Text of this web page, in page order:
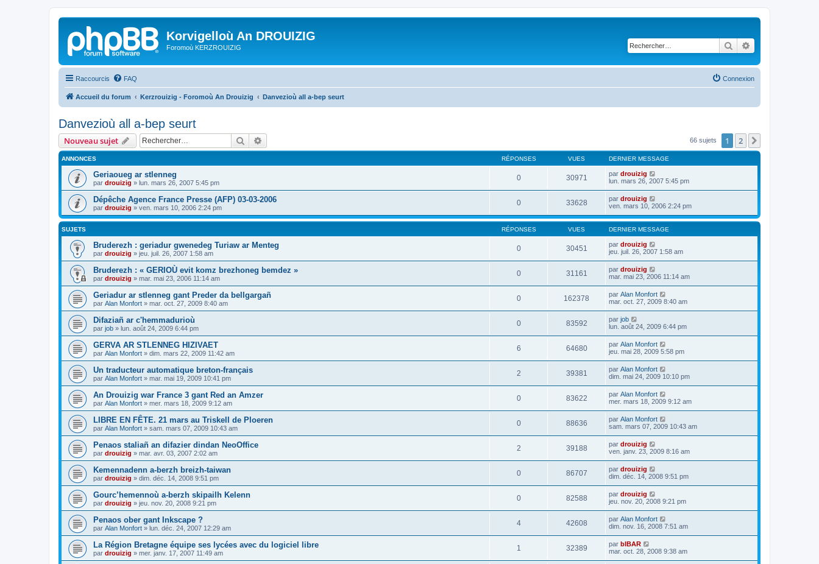
Korvigelloù An DROUIZIG
Foromoù KERZROUIZIG Rechercher
Raccourcis FAQ Connexion
Accueil du forum Kerzrouizig - Foromoù An Drouizig Danvezioù all a-bep seurt
Danvezioù all a-bep seurt
Nouveau sujet Rechercher 66 sujets 1 2
ANNONCES RÉPONSES VUES DERNIER MESSAGE
Geriaoueg ar stlenneg
par drouizig » lun. mars 26, 2007 5:45 pm
0 30971 par drouizig
lun. mars 26, 2007 5:45 pm
Dépêche Agence France Presse (AFP) 03-03-2006
par drouizig » ven. mars 10, 2006 2:24 pm
0 33628 par drouizig
ven. mars 10, 2006 2:24 pm
SUJETS RÉPONSES VUES DERNIER MESSAGE
Bruderezh : geriadur gwenedeg Turiaw ar Menteg
par drouizig » jeu. juil. 26, 2007 1:58 am
0 30451 par drouizig
jeu. juil. 26, 2007 1:58 am
Bruderezh : « GERIOÙ evit komz brezhoneg bemdez »
par drouizig » mar. mai 23, 2006 11:14 am
0 31161 par drouizig
mar. mai 23, 2006 11:14 am
Geriadur ar stlenneg gant Preder da bellgargañ
par Alan Monfort » mar. oct. 27, 2009 8:40 am
0 162378 par Alan Monfort
mar. oct. 27, 2009 8:40 am
Difaziañ ar c'hemmadurioù
par job » lun. août 24, 2009 6:44 pm
0 83592 par job
lun. août 24, 2009 6:44 pm
GERVA AR STLENNEG HIZIVAET
par Alan Monfort » dim. mars 22, 2009 11:42 am
6 64680 par Alan Monfort
jeu. mai 28, 2009 5:58 pm
Un traducteur automatique breton-français
par Alan Monfort » mar. mai 19, 2009 10:41 pm
2 39381 par Alan Monfort
dim. mai 24, 2009 10:10 pm
An Drouizig war France 3 gant Red an Amzer
par Alan Monfort » mer. mars 18, 2009 9:12 am
0 83622 par Alan Monfort
mer. mars 18, 2009 9:12 am
LIBRE EN FÊTE. 21 mars au Triskell de Ploeren
par Alan Monfort » sam. mars 07, 2009 10:43 am
0 88636 par Alan Monfort
sam. mars 07, 2009 10:43 am
Penaos staliañ an difazier dindan NeoOffice
par drouizig » mar. avr. 03, 2007 2:02 am
2 39188 par drouizig
ven. janv. 23, 2009 8:16 am
Kemennadenn a-berzh breizh-taiwan
par drouizig » dim. déc. 14, 2008 9:51 pm
0 86707 par drouizig
dim. déc. 14, 2008 9:51 pm
Gourc’hemennoù a-berzh skipailh Kelenn
par drouizig » jeu. nov. 20, 2008 9:21 pm
0 82588 par drouizig
jeu. nov. 20, 2008 9:21 pm
Penaos ober gant Inkscape ?
par Alan Monfort » lun. déc. 24, 2007 12:29 am
4 42608 par Alan Monfort
dim. nov. 16, 2008 7:51 am
La Région Bretagne équipe ses lycées avec du logiciel libre
par drouizig » mer. janv. 17, 2007 11:49 am
1 32389 par bIBAR
mar. oct. 28, 2008 9:38 am